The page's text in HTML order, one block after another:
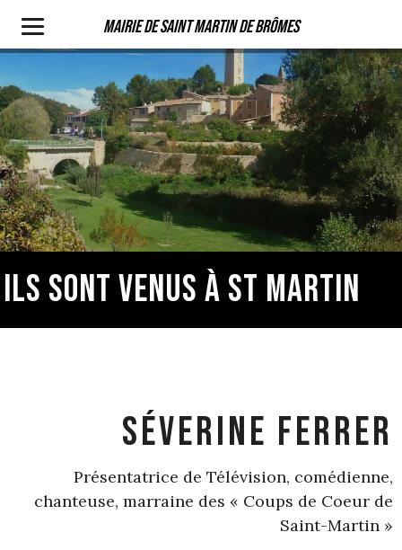
Mairie de Saint Martin de Brômes
ILS SONT VENUS À ST MARTIN
Séverine Ferrer
Présentatrice de Télévision, comédienne,
chanteuse, marraine des « Coups de Coeur de
Saint-Martin »